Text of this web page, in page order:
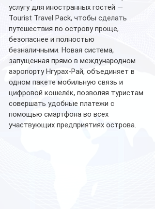
услугу для иностранных гостей —
Tourist Travel Pack, чтобы сделать
путешествия по острову проще,
безопаснее и полностью
безналичными. Новая система,
запущенная прямо в международном
аэропорту Нгурах-Рай, объединяет в
одном пакете мобильную связь и
цифровой кошелёк, позволяя туристам
совершать удобные платежи с
помощью смартфона во всех
участвующих предприятиях острова.